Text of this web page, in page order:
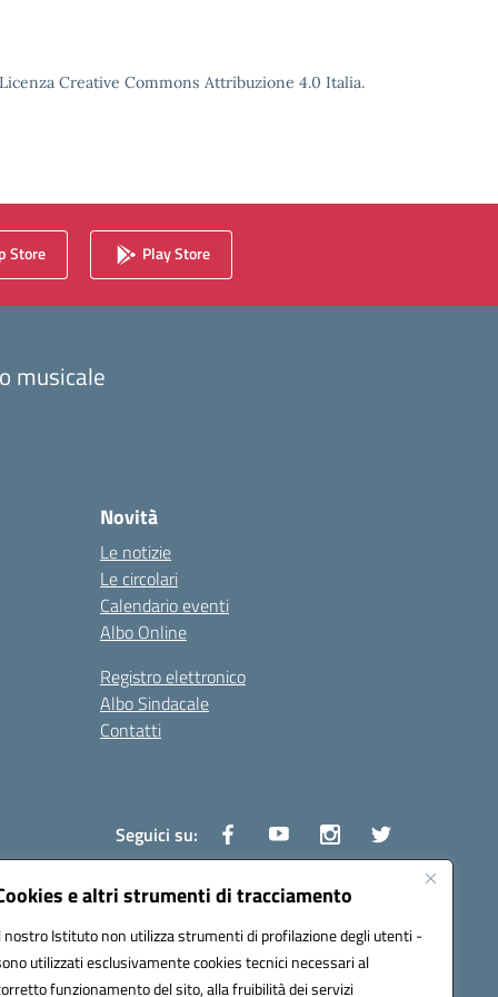
e altri strumenti di tracciamento
nostro Istituto non utilizza strumenti di profilazione degli utenti -
utilizzati esclusivamente cookies tecnici necessari al
funzionamento del sito, alla fruibilità dei servizi
Creative Commons Attribuzione 4.0 Italia.
Store Play Store
musicale
Novità
Le notizie
Le circolari
Calendario eventi
Albo Online
Registro elettronico
Albo Sindacale
Contatti
Seguici su: